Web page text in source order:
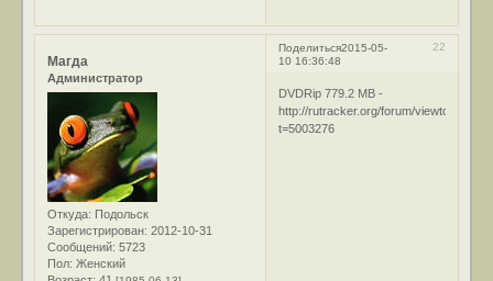
Поделиться 22
2015-05-
10 16:36:48
Магда
Администратор
Откуда: Подольск
Зарегистрирован: 2012-10-31
Сообщений: 5723
Пол: Женский
DVDRip 779.2 MB -
http://rutracker.org/forum/
t=5003276